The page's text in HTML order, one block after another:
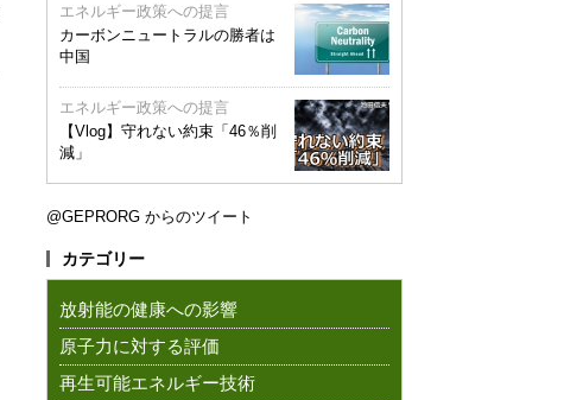
エネルギー政策への提言
カーボンニュートラルの勝者は
中国
エネルギー政策への提言
【Vlog】守れない約束「46％削
減」
@GEPRORG からのツイート
カテゴリー
放射能の健康への影響
原子力に対する評価
再生可能エネルギー技術